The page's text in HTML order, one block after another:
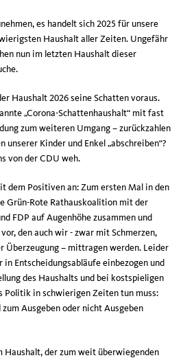
es handelt sich 2025 für unsere
Haushalt aller Zeiten. Ungefähr
nun im letzten Haushalt dieser
Haushalt 2026 seine Schatten voraus.
„Corona-Schattenhaushalt“ mit fast
zum weiteren Umgang – zurückzahlen
unserer Kinder und Enkel „abschreiben“?
von der CDU weh.
dem Positiven an: Zum ersten Mal in den
Grün-Rote Rathauskoalition mit der
FDP auf Augenhöhe zusammen und
den auch wir - zwar mit Schmerzen,
Überzeugung – mittragen werden. Leider
Entscheidungsabläufe einbezogen und
des Haushalts und bei kostspieligen
Politik in schwierigen Zeiten tun muss:
Ausgeben oder nicht Ausgeben
Haushalt, der zum weit überwiegenden